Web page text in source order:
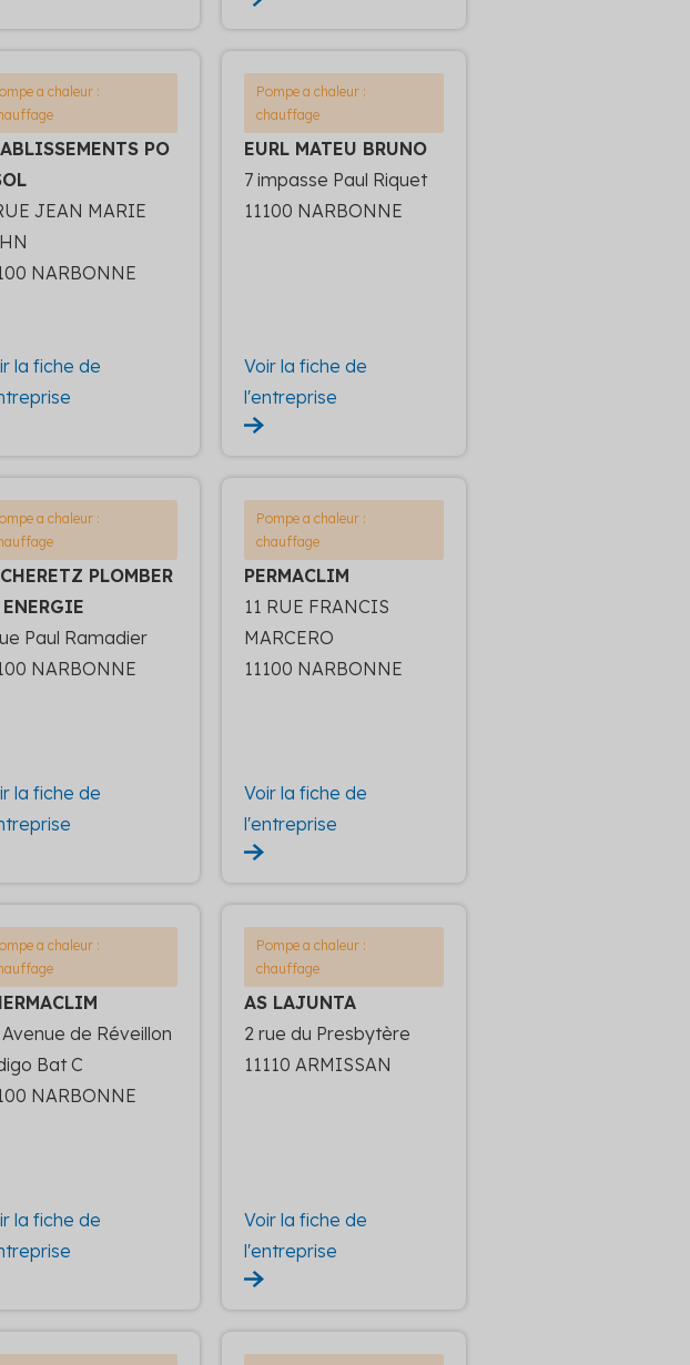
a chaleur :
PO
JEAN MARIE
NARBONNE
la fiche de
Pompe a chaleur :
chauffage
EURL MATEU BRUNO
7 impasse Paul Riquet
11100 NARBONNE
Voir la fiche de
l'entreprise
a chaleur :
PLOMBER
Paul Ramadier
NARBONNE
la fiche de
Pompe a chaleur :
chauffage
PERMACLIM
11 RUE FRANCIS
MARCERO
11100 NARBONNE
Voir la fiche de
l'entreprise
a chaleur :
Avenue de Réveillon
Bat C
NARBONNE
la fiche de
Pompe a chaleur :
chauffage
AS LAJUNTA
2 rue du Presbytère
11110 ARMISSAN
Voir la fiche de
l'entreprise